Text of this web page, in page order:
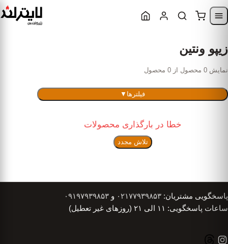
Skip to navigation
زیپو ونتین
نمایش 0 محصول از 0 محصول
فیلترها ▼
خطا در بارگذاری محصولات
تلاش مجدد
پاسخگویی مشتریان: ۰۲۱۷۷۹۳۹۸۵۳ و ۰۹۱۹۷۹۳۹۸۵۳
ساعات پاسخگویی: ۱۱ الی ۲۱ (روزهای غیر تعطیل)